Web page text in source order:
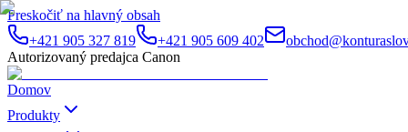
Preskočiť na hlavný obsah
+421 905 327 819
+421 905 609 402
Autorizovaný predajca Canon
Domov
Produkty